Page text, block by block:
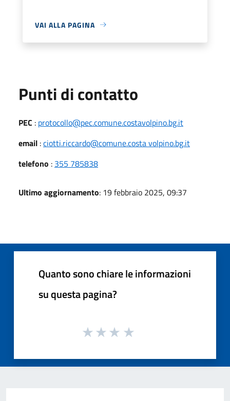
VAI ALLA PAGINA
Punti di contatto
PEC : protocollo@pec.comune.costavolpino.bg.it
email :ciotti.riccardo@comune.costa volpino.bg.it
telefono : 355 785838
Ultimo aggiornamento: 19 febbraio 2025, 09:37
Quanto sono chiare le informazioni
su questa pagina?